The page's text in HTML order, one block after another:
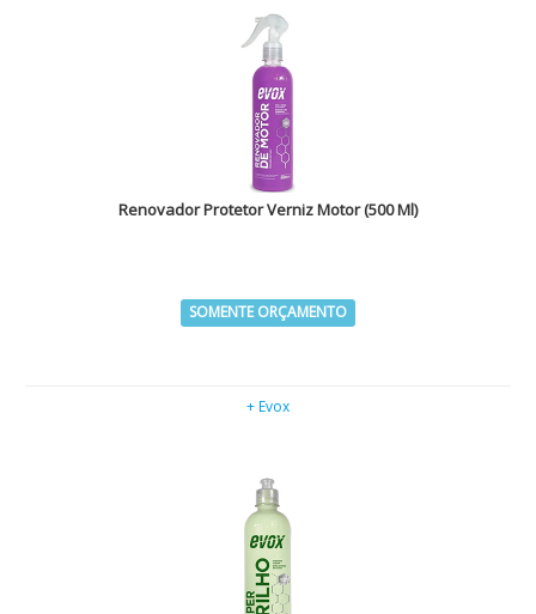
Renovador Protetor Verniz Motor (500 Ml)
SOMENTE ORÇAMENTO
+ Evox